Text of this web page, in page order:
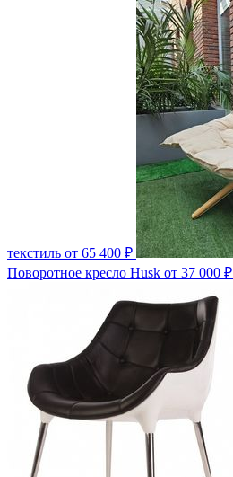
текстиль от 65 400 ₽
Поворотное кресло Husk от 37 000 ₽